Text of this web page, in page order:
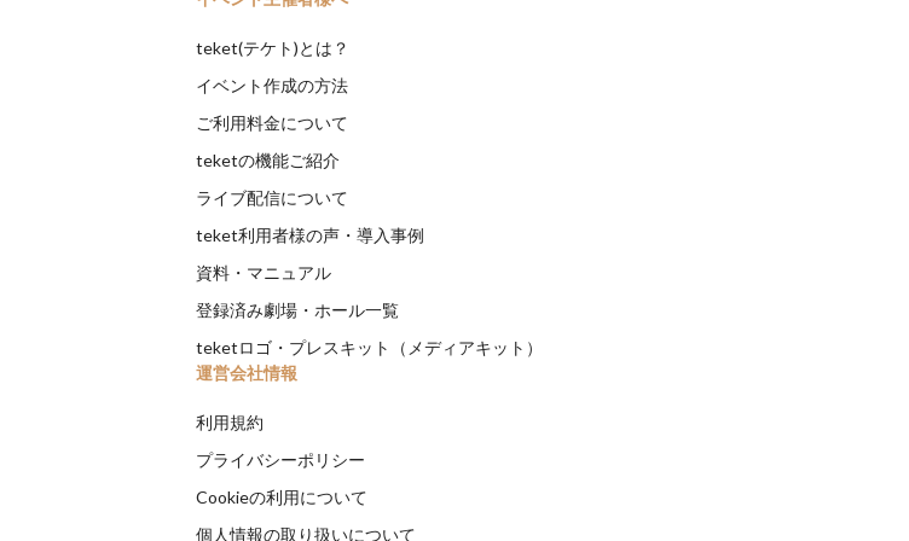
teket(テケト)とは？
イベント作成の方法
ご利用料金について
teketの機能ご紹介
ライブ配信について
teket利用者様の声・導入事例
資料・マニュアル
登録済み劇場・ホール一覧
teketロゴ・プレスキット（メディアキット）
運営会社情報
利用規約
プライバシーポリシー
Cookieの利用について
個人情報の取り扱いについて